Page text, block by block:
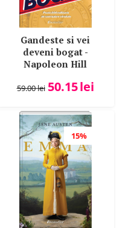
Gandeste si vei
deveni bogat -
Napoleon Hill
59.00lei 50.15lei
15%